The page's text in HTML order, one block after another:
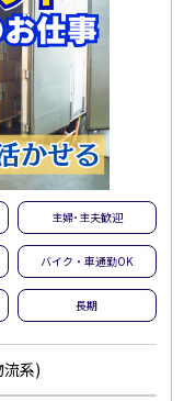
主婦･主夫歓迎
バイク・車通勤OK
長期
流系)